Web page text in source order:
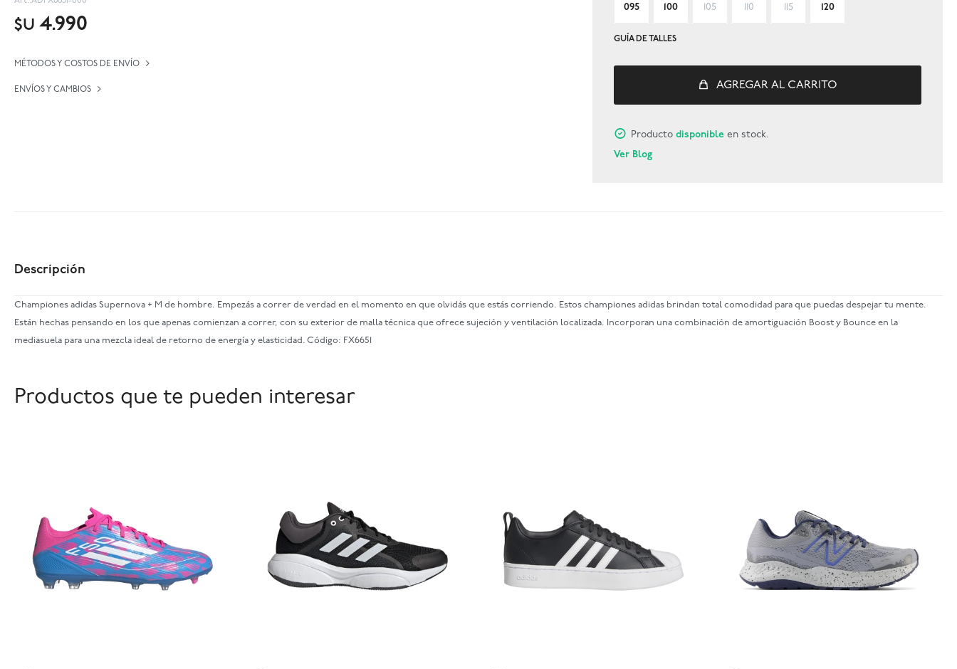
$U 4.990
MÉTODOS Y COSTOS DE ENVÍO
ENVÍOS Y CAMBIOS
095 100 105 110 115 120
GUÍA DE TALLES
AGREGAR AL CARRITO
Productodisponible en stock.
Ver Blog
Descripción
Championes adidas Supernova + M de hombre. Empezás a correr de verdad en el momento en que olvidás que estás corriendo. Estos championes adidas brindan total comodidad para que puedas despejar tu mente.
Están hechas pensando en los que apenas comienzan a correr, con su exterior de malla técnica que ofrece sujeción y ventilación localizada. Incorporan una combinación de amortiguación Boost y Bounce en la
mediasuela para una mezcla ideal de retorno de energía y elasticidad. Código: FX6651
Productos que te pueden interesar